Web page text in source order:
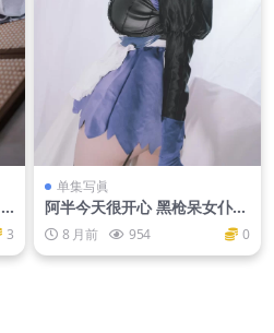
3
单集写眞
阿半今天很开心 黑枪呆女仆
[69P-756MB]
8 月前 954 0